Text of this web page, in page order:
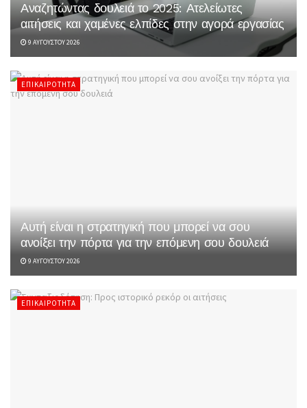
Αναζητώντας δουλειά το 2025: Ατελείωτες
αιτήσεις και χαμένες ελπίδες στην αγορά εργασίας
9 ΑΥΓΟΎΣΤΟΥ 2026
ΕΠΙΚΑΙΡΌΤΗΤΑ
Αυτή είναι η στρατηγική που μπορεί να σου
ανοίξει την πόρτα για την επόμενη σου δουλειά
9 ΑΥΓΟΎΣΤΟΥ 2026
ΕΠΙΚΑΙΡΌΤΗΤΑ